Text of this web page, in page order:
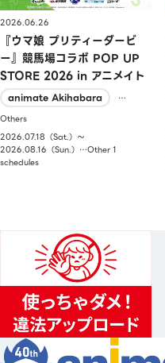
2026.06.26
『ウマ娘 プリティーダービ
ー』競馬場コラボ POP UP
STORE 2026 in アニメイト
animate Akihabara
…
Others
2026.07.18（Sat.）〜
2026.08.16（Sun.）…Other 1
schedules